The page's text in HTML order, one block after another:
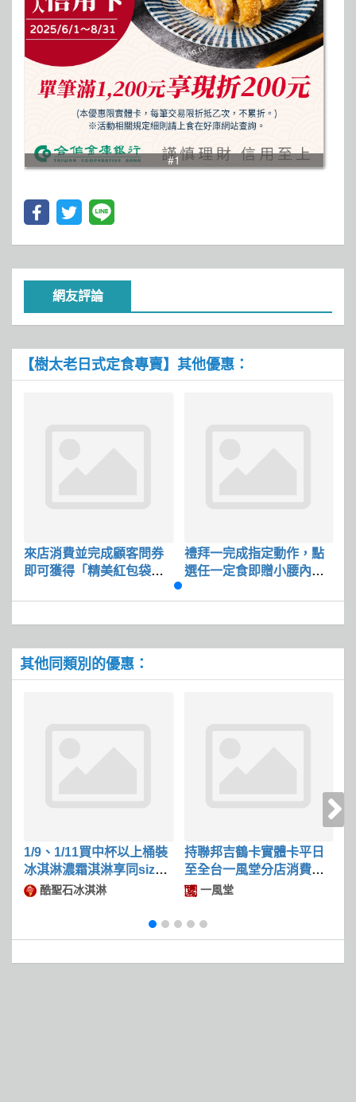
#1
網友評論
【樹太老日式定食專賣】其他優惠：
來店消費並完成顧客問券
即可獲得「精美紅包袋」
禮拜一完成指定動作，點
選任一定食即贈小腰內豬
其他同類別的優惠：
1/9、1/11買中杯以上桶裝
冰淇淋濃霜淇淋享同size
冰淇淋第二件50
酷聖石冰淇淋
持聯邦吉鶴卡實體卡平日
至全台一風堂分店消費滿
$600可現折$50
一風堂